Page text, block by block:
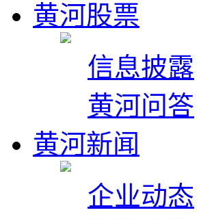
黄河股票
信息披露
黄河问答
黄河新闻
企业动态